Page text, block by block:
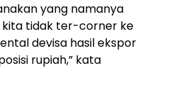
yang namanya
kita tidak ter-corner ke
devisa hasil ekspor
rupiah,” kata